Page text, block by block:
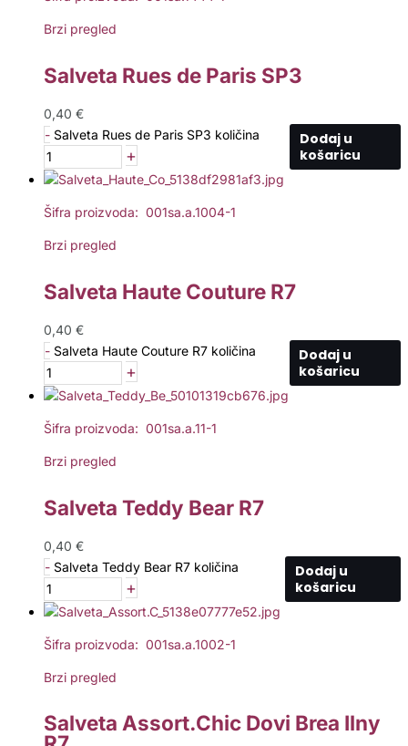
Brzi pregled
Salveta Rues de Paris SP3
0,40 €
- Salveta Rues de Paris SP3 količina
+
Dodaj u
košaricu
Šifra proizvoda: 001sa.a.1004-1
Brzi pregled
Salveta Haute Couture R7
0,40 €
- Salveta Haute Couture R7 količina
+
Dodaj u
košaricu
Šifra proizvoda: 001sa.a.11-1
Brzi pregled
Salveta Teddy Bear R7
0,40 €
- Salveta Teddy Bear R7 količina
+
Dodaj u
košaricu
Šifra proizvoda: 001sa.a.1002-1
Brzi pregled
Salveta Assort.Chic Dovi Brea Ilny